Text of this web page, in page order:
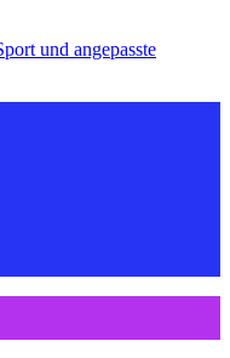
und angepasste